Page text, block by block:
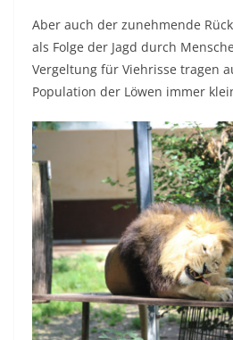
Aber auch der zunehmende
als Folge der Jagd durch
Vergeltung für Viehrisse tragen
Population der Löwen immer